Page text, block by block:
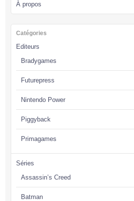
À propos
Catégories
Editeurs
Bradygames
Futurepress
Nintendo Power
Piggyback
Primagames
Séries
Assassin’s Creed
Batman